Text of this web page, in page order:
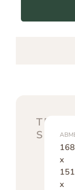
168
x
151
x